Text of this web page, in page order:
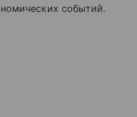
событий.